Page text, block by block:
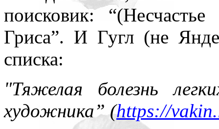
поисковик:
Гриса”. И Гугл (не
списка:
"Тяжелая болезнь
художника” (https://